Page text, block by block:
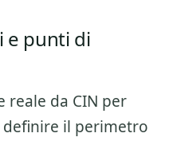
e punti di
reale da CIN per
definire il perimetro